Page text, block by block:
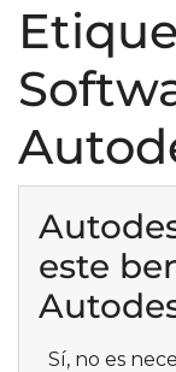
este
Sí, no es